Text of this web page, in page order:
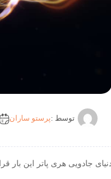
توسط :پرستو ساران
جادویی هری پاتر این بار